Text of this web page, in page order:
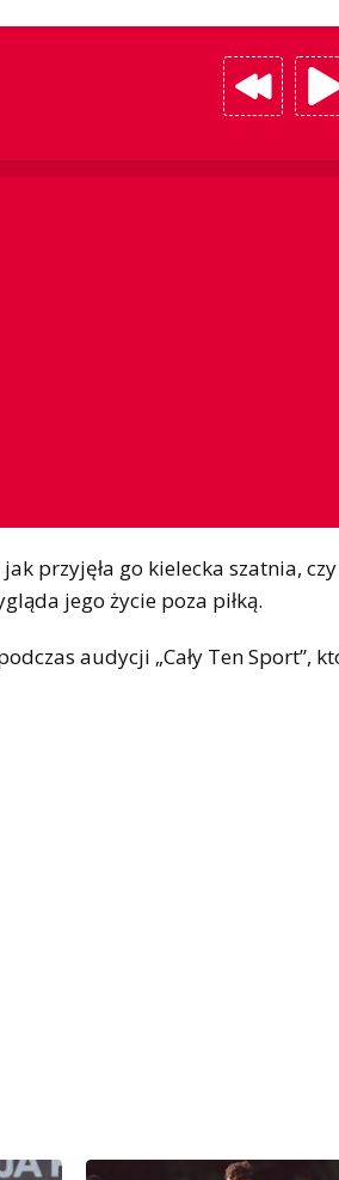
przyjęła go kielecka szatnia,
jego życie poza piłką.
audycji „Cały Ten Sport”,